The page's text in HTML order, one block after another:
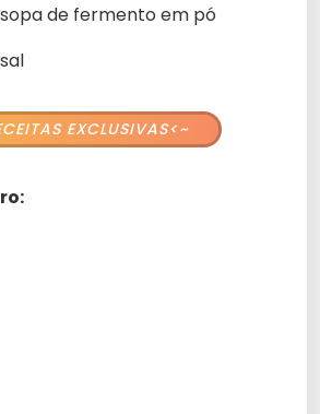
de fermento em pó
EXCLUSIVAS<~